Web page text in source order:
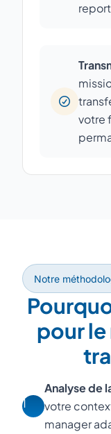
votre
Notre
pour
1
Analyse de
votre
manager